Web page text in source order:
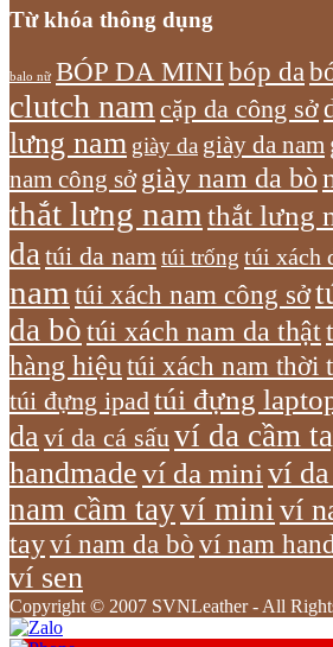
Từ khóa thông dụng
balo nữ BÓP DA MINI bóp da
clutch nam cặp da công sở
lưng nam giày da giày da nam
nam công sở giày nam da bò
thắt lưng nam thắt lưng
da túi da nam túi trống túi xách
nam túi xách nam công sở
da bòtúi xách nam da thật
hàng hiệu túi xách nam thời
túi đựng ipad túi đựng
da ví da cá sấu ví da cầm
handmadeví da mini ví
nam cầm tayví mini ví
tayví nam da bò ví nam
ví sen
Copyright © 2007 SVNLeather - All